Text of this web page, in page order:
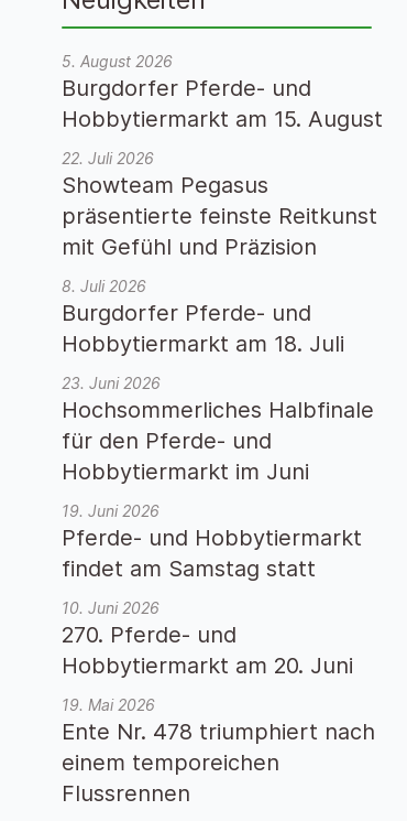
5. August 2026
Burgdorfer Pferde- und
Hobbytiermarkt am 15. August
22. Juli 2026
Showteam Pegasus
präsentierte feinste Reitkunst
mit Gefühl und Präzision
8. Juli 2026
Burgdorfer Pferde- und
Hobbytiermarkt am 18. Juli
23. Juni 2026
Hochsommerliches Halbfinale
für den Pferde- und
Hobbytiermarkt im Juni
19. Juni 2026
Pferde- und Hobbytiermarkt
findet am Samstag statt
10. Juni 2026
270. Pferde- und
Hobbytiermarkt am 20. Juni
19. Mai 2026
Ente Nr. 478 triumphiert nach
einem temporeichen
Flussrennen